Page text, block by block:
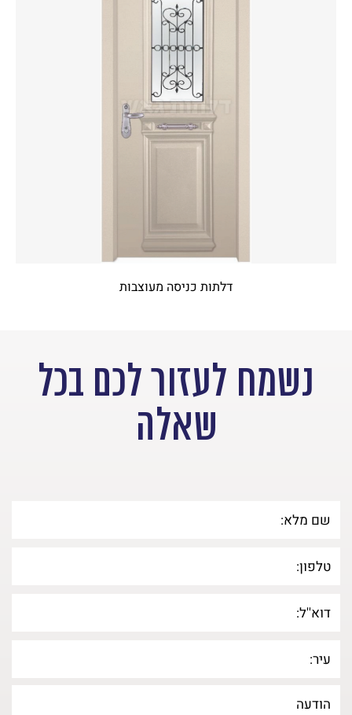
דלתות כניסה מעוצבות
נשמח לעזור לכם בכל
שאלה